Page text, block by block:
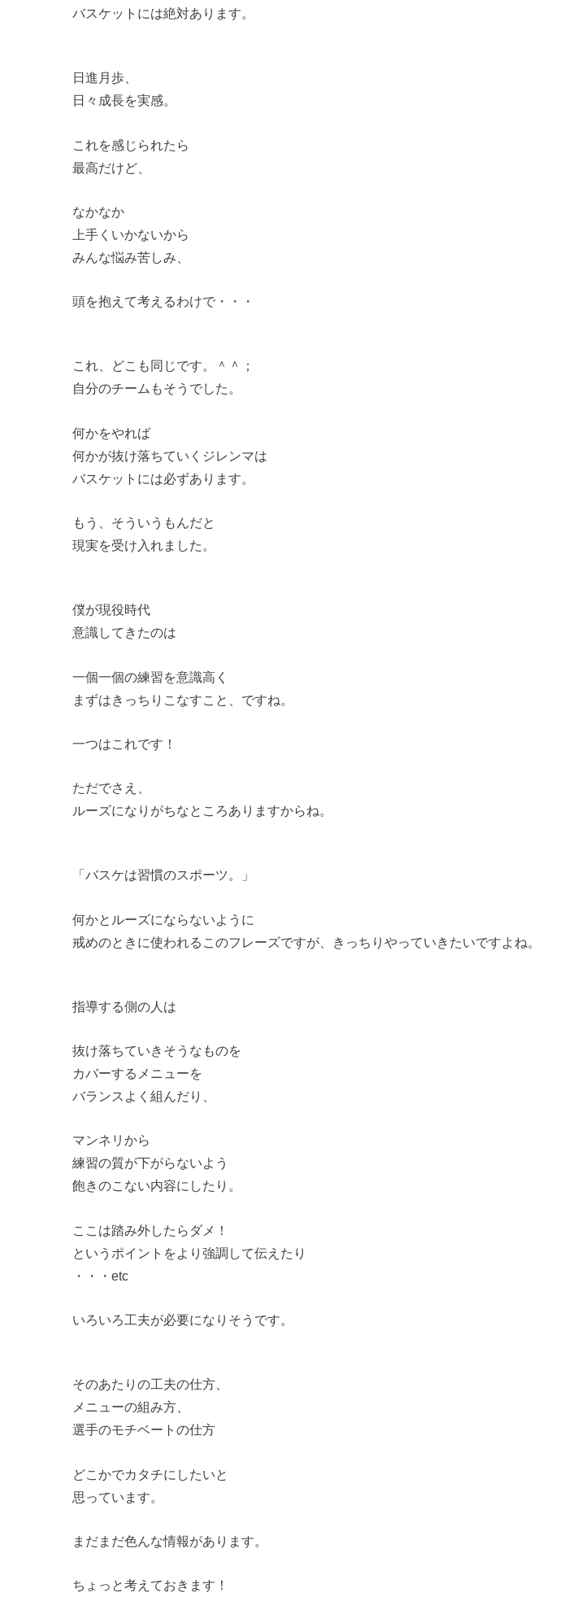
バスケットには絶対あります。
日進月歩、
日々成長を実感。
これを感じられたら
最高だけど、
なかなか
上手くいかないから
みんな悩み苦しみ、
頭を抱えて考えるわけで・・・
これ、どこも同じです。＾＾；
自分のチームもそうでした。
何かをやれば
何かが抜け落ちていくジレンマは
バスケットには必ずあります。
もう、そういうもんだと
現実を受け入れました。
僕が現役時代
意識してきたのは
一個一個の練習を意識高く
まずはきっちりこなすこと、ですね。
一つはこれです！
ただでさえ、
ルーズになりがちなところありますからね。
「バスケは習慣のスポーツ。」
何かとルーズにならないように
戒めのときに使われるこのフレーズですが、きっちりやっていきたいですよね。
指導する側の人は
抜け落ちていきそうなものを
カバーするメニューを
バランスよく組んだり、
マンネリから
練習の質が下がらないよう
飽きのこない内容にしたり。
ここは踏み外したらダメ！
というポイントをより強調して伝えたり
・・・etc
いろいろ工夫が必要になりそうです。
そのあたりの工夫の仕方、
メニューの組み方、
選手のモチベートの仕方
どこかでカタチにしたいと
思っています。
まだまだ色んな情報があります。
ちょっと考えておきます！